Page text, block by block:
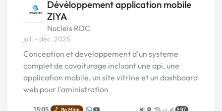
Dévéloppement application mobile
ZIYA
Nucleis RDC
juil. - déc. 2025
Conception et developpement d'un systeme
complet de covoiturage incluant une api, une
application mobile, un site vitrine et un dashboard
web pour l'aministration